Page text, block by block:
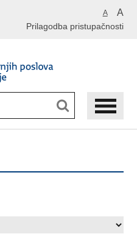
A A
Prilagodba pristupačnosti